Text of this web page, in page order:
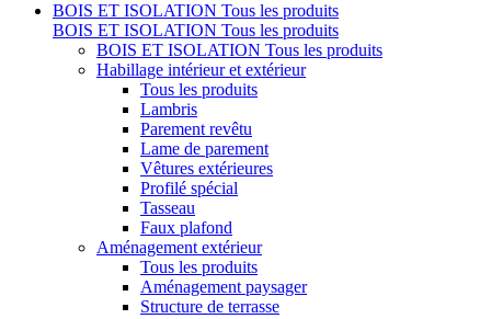
BOIS ET ISOLATION Tous les produits
BOIS ET ISOLATION Tous les produits
BOIS ET ISOLATION Tous les produits
Habillage intérieur et extérieur
Tous les produits
Lambris
Parement revêtu
Lame de parement
Vêtures extérieures
Profilé spécial
Tasseau
Faux plafond
Aménagement extérieur
Tous les produits
Aménagement paysager
Structure de terrasse